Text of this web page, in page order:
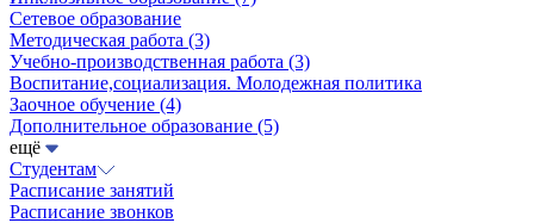
Сетевое образование
Методическая работа (3)
Учебно-производственная работа (3)
Воспитание,социализация. Молодежная политика
Заочное обучение (4)
Дополнительное образование (5)
ещё
Студентам
Расписание занятий
Расписание звонков